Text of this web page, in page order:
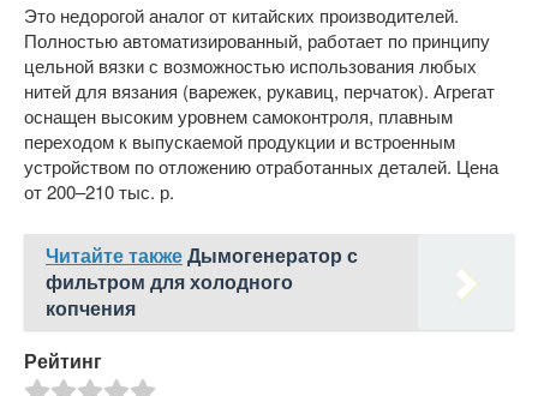
Это недорогой аналог от китайских производителей.
Полностью автоматизированный, работает по принципу
цельной вязки с возможностью использования любых
нитей для вязания (варежек, рукавиц, перчаток). Агрегат
оснащен высоким уровнем самоконтроля, плавным
переходом к выпускаемой продукции и встроенным
устройством по отложению отработанных деталей. Цена
от 200–210 тыс. р.
Читайте такжеДымогенератор с
фильтром для холодного
копчения
Рейтинг